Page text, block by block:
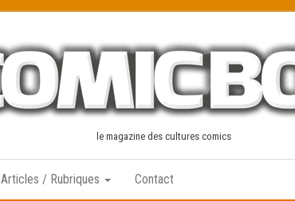
le magazine des cultures comics
Articles / Rubriques Contact